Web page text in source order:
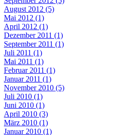
August 2012 (5)
Mai 2012 (1)
April 2012 (1)
Dezember 2011 (1)
September 2011 (1)
Juli 2011 (1)
Mai 2011 (1)
Februar 2011 (1)
Januar 2011 (1)
November 2010 (5)
Juli 2010 (1)
Juni 2010 (1)
April 2010 (3)
März 2010 (1)
Januar 2010 (1)